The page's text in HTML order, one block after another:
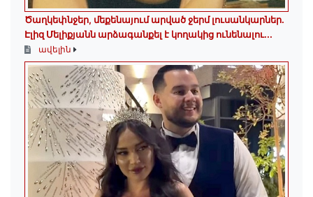
Ծաղկեփնջեր, մեքենայում արված ջերմ լուսանկարներ.
Էլիզ Մելիքյանն արձագանքել է կողակից ունենալու...
ավելին